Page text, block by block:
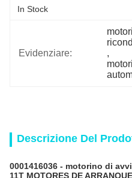
In Stock
Evidenziare:
,
Descrizione Del
0001416036 - motorino di
11T MOTORES DE ARRANQUE